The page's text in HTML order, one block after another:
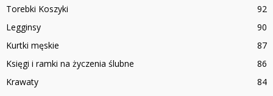
Torebki Koszyki
92
Legginsy
90
Kurtki męskie
87
Księgi i ramki na życzenia ślubne
86
Krawaty
84